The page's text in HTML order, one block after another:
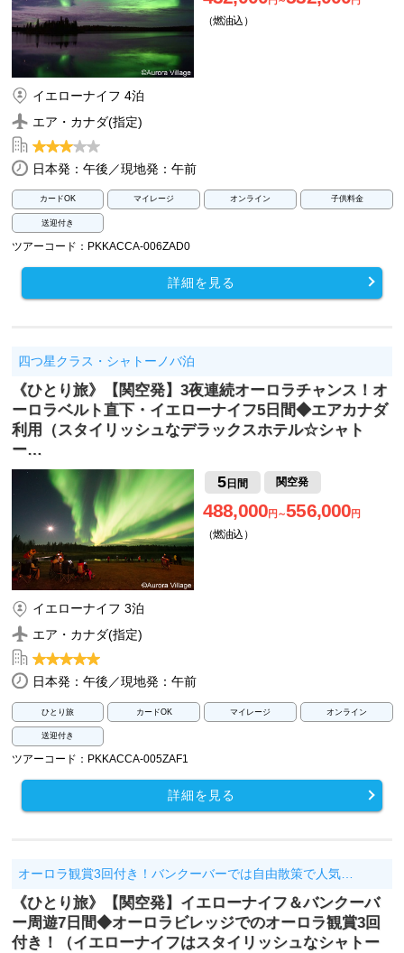
（燃油込）
イエローナイフ 4泊
エア・カナダ(指定)
日本発：午後／現地発：午前
カードOK マイレージ オンライン 子供料金
送迎付き
ツアーコード：PKKACCA-006ZAD0
詳細を見る
四つ星クラス・シャトーノバ泊
《ひとり旅》【関空発】3夜連続オーロラチャンス！オ
ーロラベルト直下・イエローナイフ5日間◆エアカナダ
利用（スタイリッシュなデラックスホテル☆シャト
ー…
5日間 関空発
488,000円～556,000円
（燃油込）
イエローナイフ 3泊
エア・カナダ(指定)
日本発：午後／現地発：午前
ひとり旅 カードOK マイレージ オンライン
送迎付き
ツアーコード：PKKACCA-005ZAF1
詳細を見る
オーロラ観賞3回付き！バンクーバーでは自由散策で人気…
《ひとり旅》【関空発】イエローナイフ＆バンクーバ
ー周遊7日間◆オーロラビレッジでのオーロラ観賞3回
付き！（イエローナイフはスタイリッシュなシャトー